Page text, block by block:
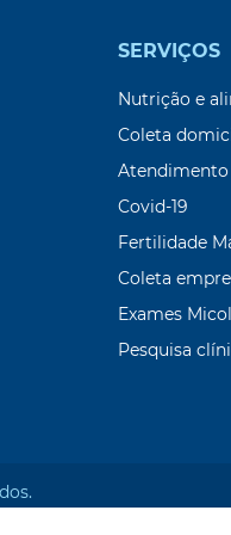
SERVIÇOS
Nutrição e
Coleta
Covid-19
Fertilidade
Coleta
Exames
Pesquisa